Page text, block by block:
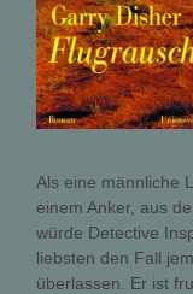
Als eine männliche
einem Anker, aus
würde Detective
liebsten den Fall
überlassen. Er ist